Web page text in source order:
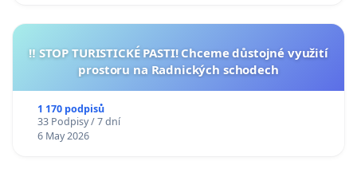
‼️ STOP TURISTICKÉ PASTI! Chceme důstojné využití
prostoru na Radnických schodech
1 170 podpisů
33 Podpisy / 7 dní
6 May 2026